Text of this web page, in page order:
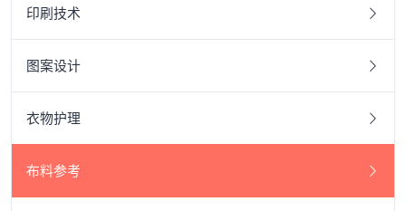
印刷技术
图案设计
衣物护理
布料参考